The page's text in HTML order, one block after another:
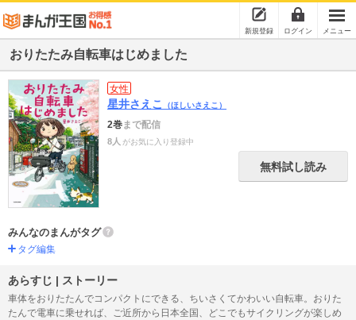
新規登録 ログイン メニュー
おりたたみ自転車はじめました
女性
星井さえこ （ほしいさえこ）
2巻まで配信
8人 がお気に入り登録中
無料試し読み
みんなのまんがタグ
タグ編集
あらすじ | ストーリー
車体をおりたたんでコンパクトにできる、ちいさくてかわいい自転車。おりた
たんで電車に乗せれば、ご近所から日本全国、どこでもサイクリングが楽しめ